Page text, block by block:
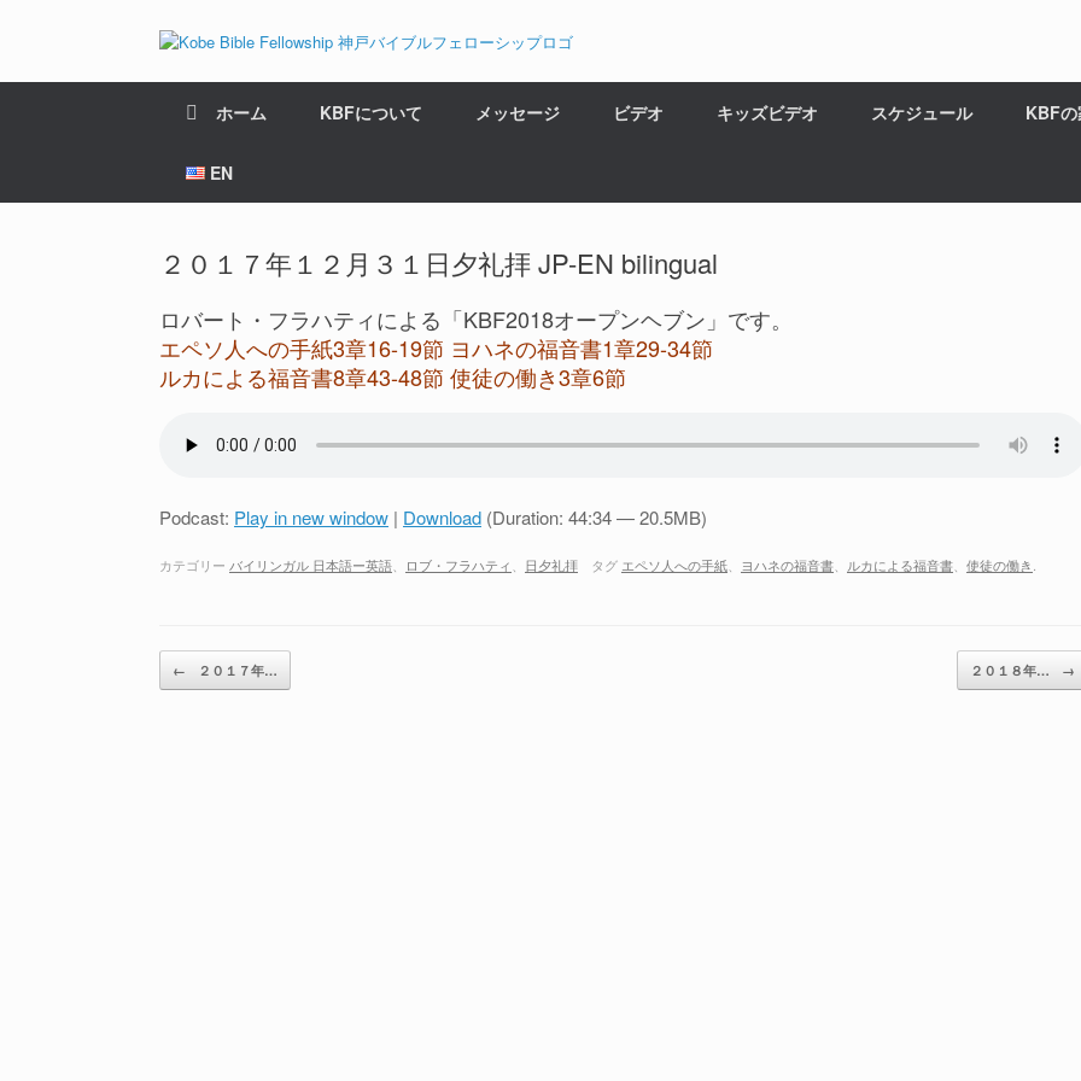
ホーム KBFについて メッセージ ビデオ キッズビデオ スケジュール KBF
EN
２０１７年１２月３１日夕礼拝 JP-EN bilingual
ロバート・フラハティによる「KBF2018オープンヘブン」です。
エペソ人への手紙3章16-19節 ヨハネの福音書1章29-34節
ルカによる福音書8章43-48節 使徒の働き3章6節
Podcast: Play in new window | Download (Duration: 44:34 — 20.5MB)
カテゴリー バイリンガル 日本語ー英語 ロブ・フラハティ 日夕礼拝 タグ エペソ人への手紙 ヨハネの福音書 ルカによる福音書 使徒の働き
投稿ナビゲーション
← ２０１７年… ２０１８年… →